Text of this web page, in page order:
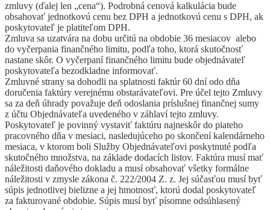
zmluvy (ďalej len „cena“). Podrobná cenová kalkulácia bude
obsahovať jednotkovú cenu bez DPH a jednotkovú cenu s DPH, ak
poskytovateľ je platiteľom DPH.
Zmluva sa uzatvára na dobu určitú na obdobie 36 mesiacov alebo
do vyčerpania finančného limitu, podľa toho, ktorá skutočnosť
nastane skôr. O vyčerpaní finančného limitu bude objednávateľ
poskytovateľa bezodkladne informovať.
Zmluvné strany sa dohodli na splatnosti faktúr 60 dní odo dňa
doručenia faktúry verejnému obstarávateľovi. Pre účel tejto Zmluvy
sa za deň úhrady považuje deň odoslania príslušnej finančnej sumy
z účtu Objednávateľa uvedeného v záhlaví tejto zmluvy.
Poskytovateľ je povinný vystaviť faktúru najneskôr do piateho
pracovného dňa v mesiaci, nasledujúceho po skončení kalendárneho
mesiaca, v ktorom boli Služby Objednávateľovi poskytnuté podľa
skutočného množstva, na základe dodacích listov. Faktúra musí mať
náležitosti daňového dokladu a musí obsahovať všetky formálne
náležitosti v zmysle zákona č. 222/2004 Z. z. Jej súčasťou musí byť
súpis jednotlivej bielizne a jej hmotnosť, ktorú dodal poskytovateľ
za fakturované obdobie. Súpis musí byť písomne odsúhlasený